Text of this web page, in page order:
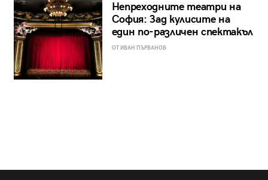
Непреходните театри на
София: Зад кулисите на
един по-различен спектакъл
ОТ ИВАН ПЪРВАНОВ